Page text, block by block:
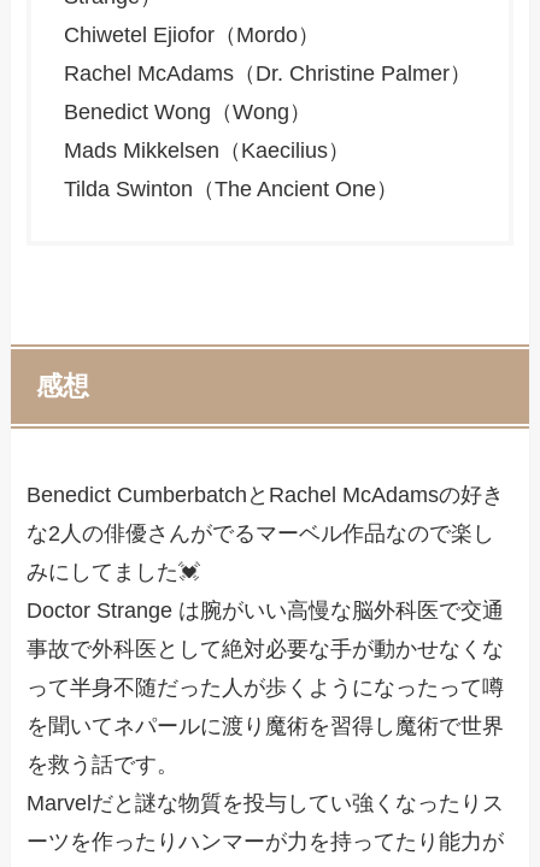
Chiwetel Ejiofor（Mordo）
Rachel McAdams（Dr. Christine Palmer）
Benedict Wong（Wong）
Mads Mikkelsen（Kaecilius）
Tilda Swinton（The Ancient One）
感想
Benedict CumberbatchとRachel McAdamsの好き
な2人の俳優さんがでるマーベル作品なので楽し
みにしてました💓
Doctor Strange は腕がいい高慢な脳外科医で交通
事故で外科医として絶対必要な手が動かせなくな
って半身不随だった人が歩くようになったって噂
を聞いてネパールに渡り魔術を習得し魔術で世界
を救う話です。
Marvelだと謎な物質を投与してい強くなったりス
ーツを作ったりハンマーが力を持ってたり能力が